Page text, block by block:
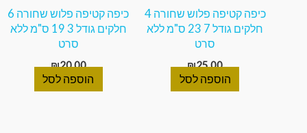
כיפה קטיפה פלוש שחורה 4
חלקים גודל 7 23 ס"מ ללא
סרט
₪25.00
הוספה לסל
כיפה קטיפה פלוש שחורה 6
חלקים גודל 3 19 ס"מ ללא
סרט
₪20.00
הוספה לסל